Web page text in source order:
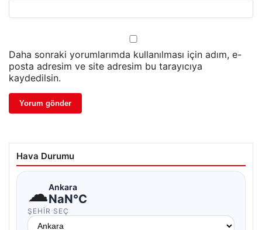
Daha sonraki yorumlarımda kullanılması için adım, e-
posta adresim ve site adresim bu tarayıcıya
kaydedilsin.
Hava Durumu
☁Ankara
NaN°C
ŞEHIR SEÇ